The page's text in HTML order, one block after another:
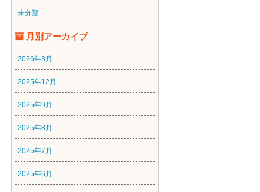
未分類
月別アーカイブ
2026年3月
2025年12月
2025年9月
2025年8月
2025年7月
2025年6月